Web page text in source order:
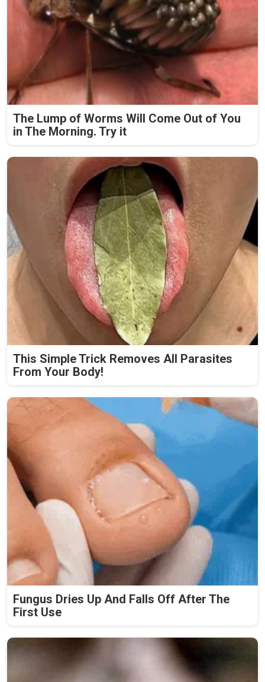
The Lump of Worms Will Come Out of You
in The Morning. Try it
This Simple Trick Removes All Parasites
From Your Body!
Fungus Dries Up And Falls Off After The
First Use